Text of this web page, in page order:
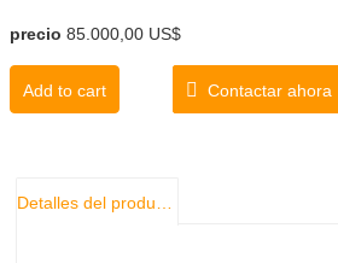
precio 85.000,00 US$
Add to cart Contactar ahora
Detalles del producto